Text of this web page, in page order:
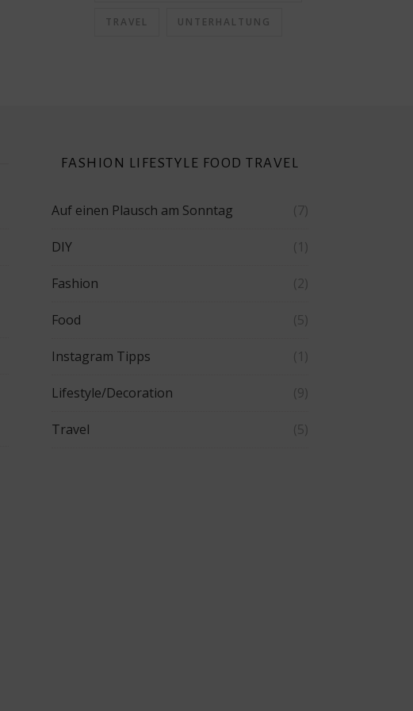
TRAVEL UNTERHALTUNG
FASHION LIFESTYLE FOOD TRAVEL
Auf einen Plausch am Sonntag (7)
DIY (1)
Fashion (2)
Food (5)
Instagram Tipps (1)
Lifestyle/Decoration (9)
Travel (5)